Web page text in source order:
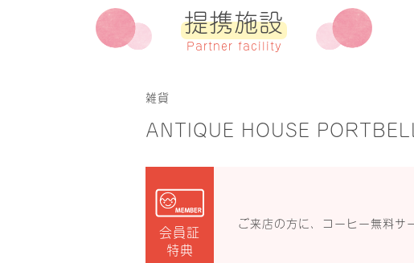
提携施設
Partner facility
雑貨
ANTIQUE HOUSE
会員証
特典
ご来店の方に、コーヒー無料サ